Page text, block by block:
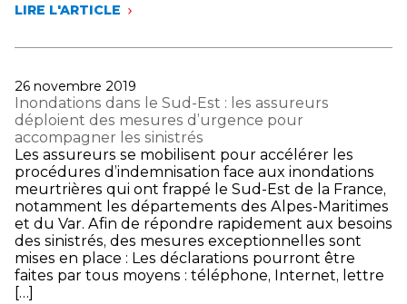
LIRE L'ARTICLE
PUBLICATION
3ÈME
ASSURANCE
ESG-
CLIMAT
:
LES
ASSUREURS
RÉALISENT
61
MILLIARDS
D’INVESTISSEMENTS
VERTS
EN
2018
ET
Publié
le
26 novembre 2019
Inondations dans le Sud-Est : les assureurs
déploient des mesures d’urgence pour
accompagner les sinistrés
Les assureurs se mobilisent pour accélérer les
procédures d’indemnisation face aux inondations
meurtrières qui ont frappé le Sud-Est de la France,
notamment les départements des Alpes-Maritimes
et du Var. Afin de répondre rapidement aux besoins
des sinistrés, des mesures exceptionnelles sont
mises en place : Les déclarations pourront être
faites par tous moyens : téléphone, Internet, lettre
[…]